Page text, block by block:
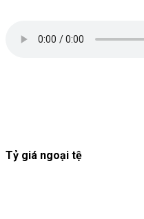
Tỷ giá ngoại tệ